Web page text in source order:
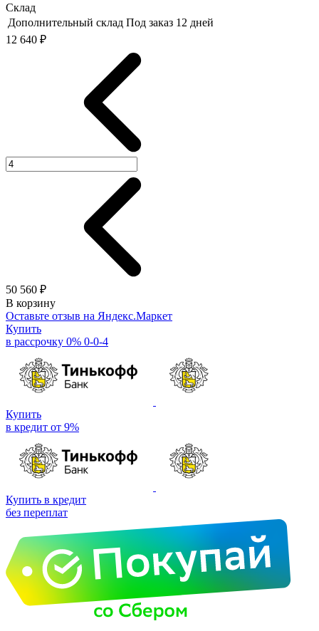
Склад
Дополнительный склад Под заказ 12 дней
12 640 ₽
50 560 ₽
В корзину
Оставьте отзыв на Яндекс.Маркет
Купить
в рассрочку 0% 0-0-4
Купить
в кредит от 9%
Купить в кредит
без переплат